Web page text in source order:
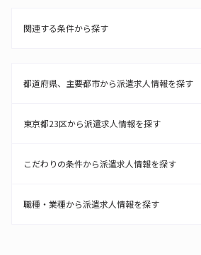
関連する条件から探す
都道府県、主要都市から派遣求人情報を探す
東京都23区から派遣求人情報を探す
こだわりの条件から派遣求人情報を探す
職種・業種から派遣求人情報を探す